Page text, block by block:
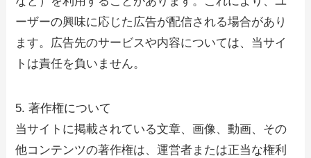
ーザーの興味に応じた広告が配信される場合があり
ます。広告先のサービスや内容については、当サイ
トは責任を負いません。
5. 著作権について
当サイトに掲載されている文章、画像、動画、その
他コンテンツの著作権は、運営者または正当な権利